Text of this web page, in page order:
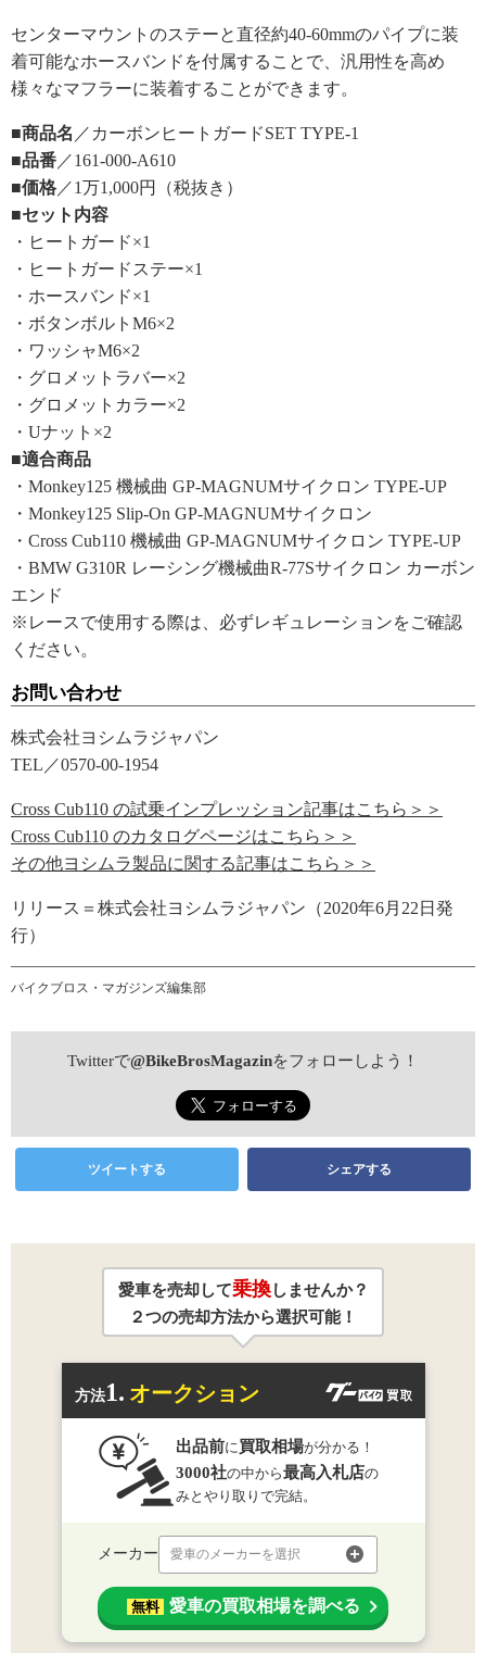
センターマウントのステーと直径約40-60mmのパイプに装
着可能なホースバンドを付属することで、汎用性を高め
様々なマフラーに装着することができます。
■商品名 ／カーボンヒートガードSET TYPE-1
■品番 ／161-000-A610
■価格 ／1万1,000円（税抜き）
■セット内容
・ヒートガード×1
・ヒートガードステー×1
・ホースバンド×1
・ボタンボルトM6×2
・ワッシャM6×2
・グロメットラバー×2
・グロメットカラー×2
・Uナット×2
■適合商品
・Monkey125 機械曲 GP-MAGNUMサイクロン TYPE-UP
・Monkey125 Slip-On GP-MAGNUMサイクロン
・Cross Cub110 機械曲 GP-MAGNUMサイクロン TYPE-UP
・BMW G310R レーシング機械曲R-77Sサイクロン カーボン
エンド
※レースで使用する際は、必ずレギュレーションをご確認
ください。
お問い合わせ
株式会社ヨシムラジャパン
TEL／0570-00-1954
Cross Cub110 の試乗インプレッション記事はこちら＞＞
Cross Cub110 のカタログページはこちら＞＞
その他ヨシムラ製品に関する記事はこちら＞＞
リリース＝株式会社ヨシムラジャパン（2020年6月22日発
行）
バイクブロス・マガジンズ編集部
Twitterで@BikeBrosMagazinをフォローしよう！
ツイートする シェアする
愛車を売却して乗換しませんか？
２つの売却方法から選択可能！
方法1. オークション
出品前に 買取相場が分かる！
3000社の中から最高入札店の
みとやり取りで完結。
メーカー 愛車のメーカーを選択
無料 愛車の買取相場を調べる